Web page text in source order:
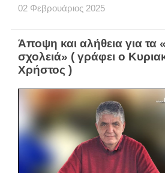
02 Φεβρουάριος 2025
Άποψη και αλήθεια για τα
σχολειά» ( γράφει ο
Χρήστος )